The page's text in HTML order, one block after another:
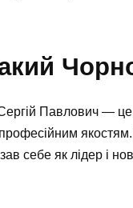
Павлович — це
себе як лідер і